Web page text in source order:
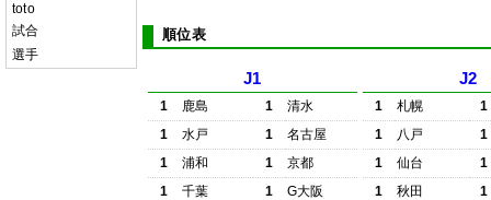
toto
試合
選手
順位表
J1
1 鹿島 1
清水
1
水戸 1
名古屋
1
浦和 1
京都
1
千葉 1
G大阪
J2
1 札幌
1
1
八戸
1
1
仙台
1
1
秋田
1